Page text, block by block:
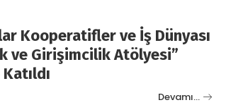
Kooperatifler ve İş Dünyası
ve Girişimcilik Atölyesi”
Devamı…